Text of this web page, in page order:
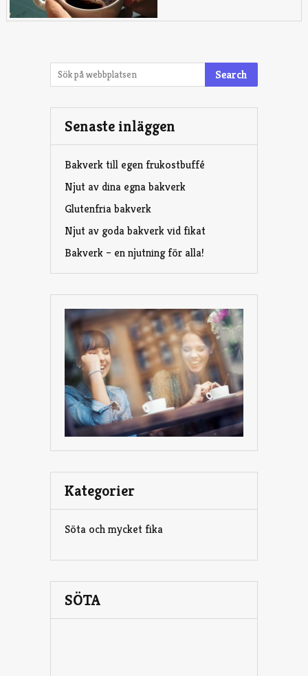
Search
Senaste inläggen
Bakverk till egen frukostbuffé
Njut av dina egna bakverk
Glutenfria bakverk
Njut av goda bakverk vid fikat
Bakverk – en njutning för alla!
Kategorier
Söta och mycket fika
SÖTA